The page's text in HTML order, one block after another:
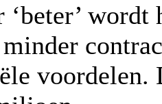
‘beter’
voordelen.